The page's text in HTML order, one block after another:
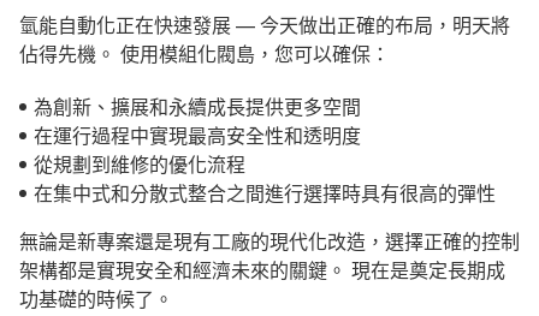
氫能自動化正在快速發展 — 今天做出正確的布局，明天將
佔得先機。 使用模組化閥島，您可以確保：
為創新、擴展和永續成長提供更多空間
在運行過程中實現最高安全性和透明度
從規劃到維修的優化流程
在集中式和分散式整合之間進行選擇時具有很高的彈性
無論是新專案還是現有工廠的現代化改造，選擇正確的控制
架構都是實現安全和經濟未來的關鍵。 現在是奠定長期成
功基礎的時候了。